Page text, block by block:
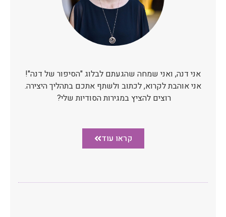
אני דנה, ואני שמחה שהגעתם לבלוג "הסיפור של דנה"!
אני אוהבת לקרוא, לכתוב ולשתף אתכם בתהליך היצירה.
רוצים להציץ במגירות הסודיות שלי?
קראו עוד